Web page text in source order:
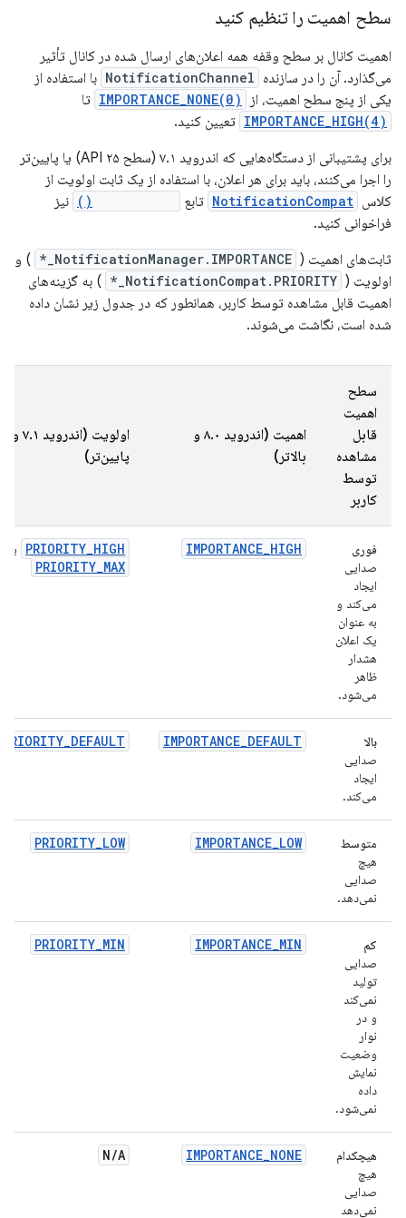
سطح اهمیت را تنظیم کنید
اهمیت کانال بر سطح وقفه همه اعلان‌های ارسال شده در کانال تأثیر
می‌گذارد. آن را در سازنده NotificationChannel با استفاده از
یکی از پنج سطح اهمیت، از
IMPORTANCE_NONE(0) تا
IMPORTANCE_HIGH(4) تعیین کنید.
برای پشتیبانی از دستگاه‌هایی که اندروید ۷.۱ (سطح API ۲۵) یا پایین‌تر
را اجرا می‌کنند، باید برای هر اعلان، با استفاده از یک ثابت اولویت از
کلاس NotificationCompat تابع
نیز
فراخوانی کنید.
ثابت‌های اهمیت ( NotificationManager.IMPORTANCE_*
) و
اولویت ( NotificationCompat.PRIORITY_*
) به گزینه‌های
اهمیت قابل مشاهده توسط کاربر، همانطور که در جدول زیر نشان داده
شده است، نگاشت می‌شوند.
سطح
اهمیت
قابل
مشاهده
توسط
کاربر
اهمیت (اندروید ۸.۰ و
بالاتر)
اولویت (اندروید ۷.۱ و
پایین‌تر)
فوری
صدایی
ایجاد
می‌کند و
به عنوان
یک اعلان
هشدار
ظاهر
می‌شود.
IMPORTANCE_HIGH
PRIORITY_HIGH یا
PRIORITY_MAX
بالا
صدایی
ایجاد
می‌کند.
IMPORTANCE_DEFAULT
PRIORITY_DEFAULT
متوسط
هیچ
صدایی
نمی‌دهد.
IMPORTANCE_LOW
PRIORITY_LOW
کم
صدایی
تولید
نمی‌کند
و در
نوار
وضعیت
نمایش
داده
نمی‌شود.
IMPORTANCE_MIN
PRIORITY_MIN
هیچکدام
هیچ
صدایی
نمی‌دهد
IMPORTANCE_NONE
N/A